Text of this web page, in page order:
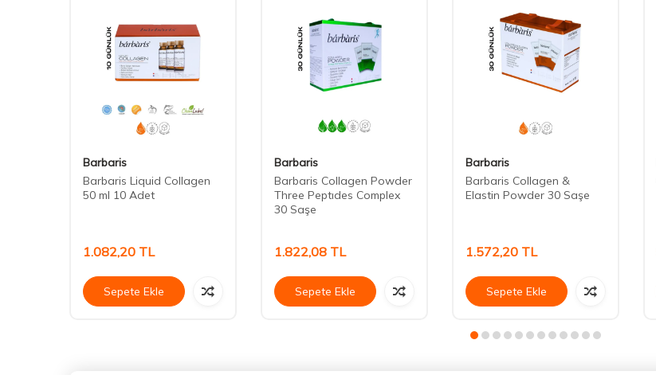
Barbaris
Barbaris Liquid Collagen
50 ml 10 Adet
1.082,20 TL
Sepete Ekle
Barbaris
Barbaris Collagen Powder
Three Peptıdes Complex
30 Saşe
1.822,08 TL
Sepete Ekle
Barbaris
Barbaris Collagen &
Elastin Powder 30 Saşe
1.572,20 TL
Sepete Ekle